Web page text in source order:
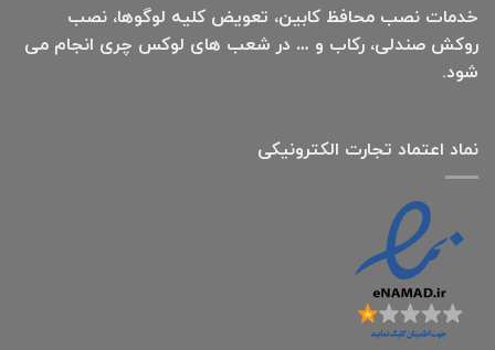
خدمات نصب محافظ کابین، تعویض کلیه لوگوها، نصب
روکش صندلی، رکاب و … در شعب های لوکس چری انجام می
شود.
نماد اعتماد تجارت الكترونیكی